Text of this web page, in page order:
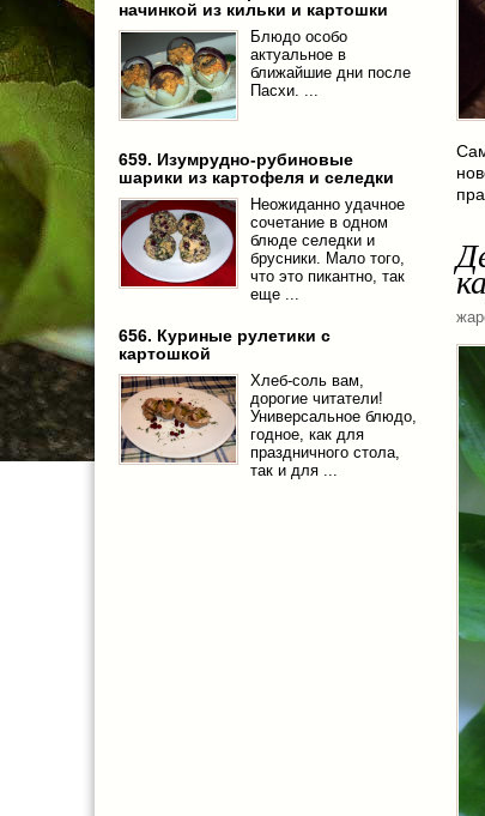
начинкой из кильки и картошки
Блюдо особо
актуальное в
ближайшие дни после
Пасхи. ...
659. Изумрудно-рубиновые
шарики из картофеля и селедки
Неожиданно удачное
сочетание в одном
блюде селедки и
брусники. Мало того,
что это пикантно, так
еще ...
656. Куриные рулетики с
картошкой
Хлеб-соль вам,
дорогие читатели!
Универсальное блюдо,
годное, как для
праздничного стола,
так и для ...